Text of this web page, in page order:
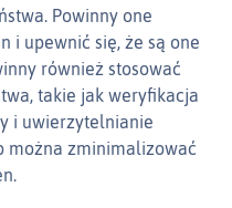
Powinny one
i upewnić się, że są one
również stosować
takie jak weryfikacja
i uwierzytelnianie
można zminimalizować